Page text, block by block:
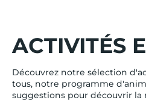
ACTIVITÉS
Découvrez notre sélection
tous, notre programme
suggestions pour découvrir la